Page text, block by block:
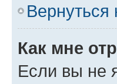
Вернуться
Как мне
Если вы не